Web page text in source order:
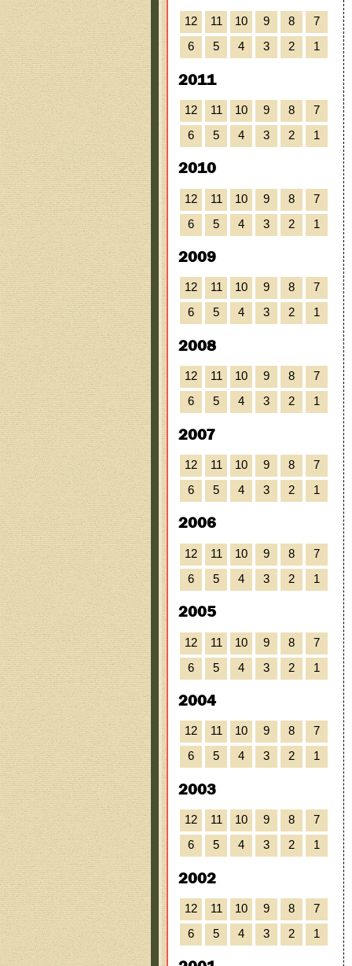
12 11 10 9 8
7
6
5 4 3 2 1
2011
12 11 10 9 8
7
6
5 4 3 2 1
2010
12 11 10 9 8
7
6
5 4 3 2 1
2009
12 11 10 9 8
7
6
5 4 3 2 1
2008
12 11 10 9 8
7
6
5 4 3 2 1
2007
12 11 10 9 8
7
6
5 4 3 2 1
2006
12 11 10 9 8
7
6
5 4 3 2 1
2005
12 11 10 9 8
7
6
5 4 3 2 1
2004
12 11 10 9 8
7
6
5 4 3 2 1
2003
12 11 10 9 8
7
6
5 4 3 2 1
2002
12 11 10 9 8
7
6
5 4 3 2 1